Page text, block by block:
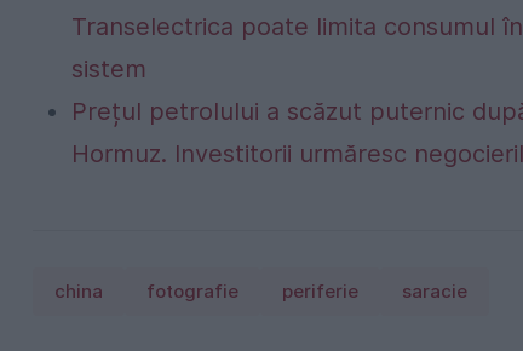
Transelectrica poate limita consumul
sistem
Prețul petrolului a scăzut puternic
Hormuz. Investitorii urmăresc
china fotografie periferie saracie